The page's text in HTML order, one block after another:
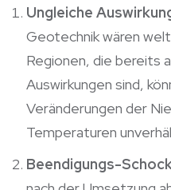
Ungleiche
Geotechnik wären
Regionen, die bereits
Auswirkungen sind,
Veränderungen der
Temperaturen
Beendigungs-